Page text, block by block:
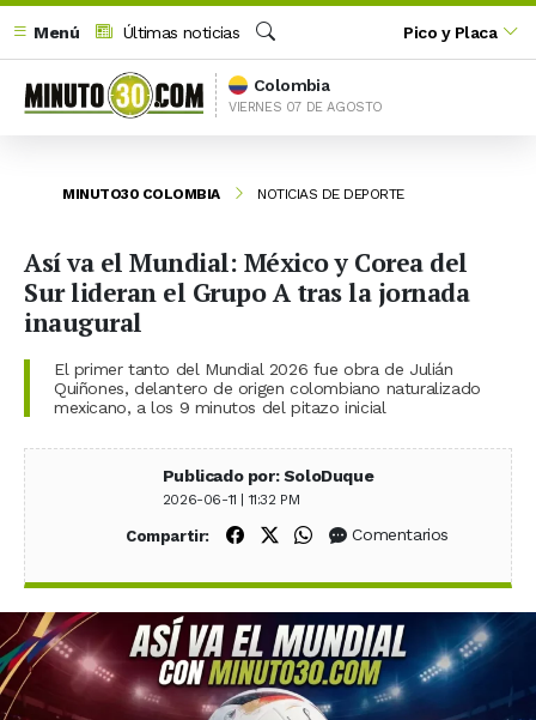
Menú
Últimas noticias
Buscar
Pico y Placa
Colombia
VIERNES 07 DE AGOSTO
MINUTO30 COLOMBIA NOTICIAS DE DEPORTE
Así va el Mundial: México y Corea del
Sur lideran el Grupo A tras la jornada
inaugural
El primer tanto del Mundial 2026 fue obra de Julián
Quiñones, delantero de origen colombiano naturalizado
mexicano, a los 9 minutos del pitazo inicial
Publicado por: SoloDuque
2026-06-11 | 11:32 PM
Compartir: Compartir en Facebook
Compartir en X (Twitter)
Compartir en WhatsApp
Comentarios